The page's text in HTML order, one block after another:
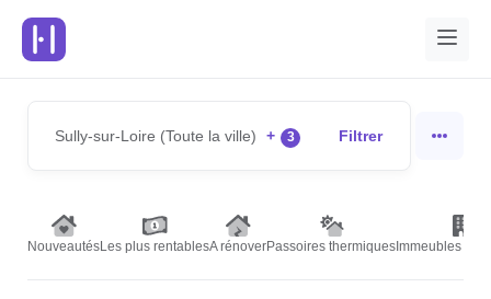
Sully-sur-Loire (Toute la ville) + 3 Filtrer
NouveautésLes plus rentablesA rénoverPassoires thermiques Immeubles de